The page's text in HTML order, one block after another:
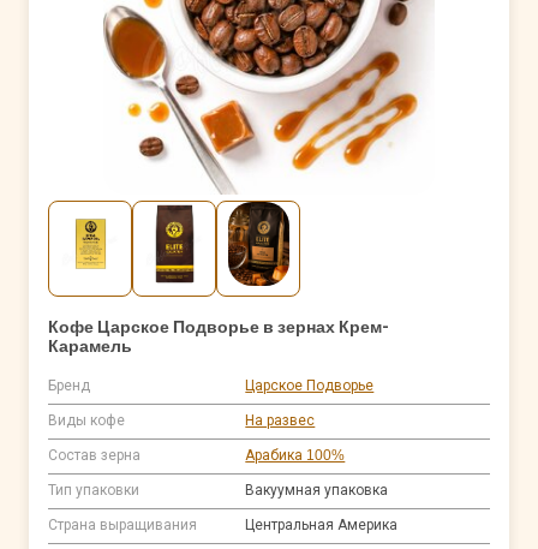
Кофе Царское Подворье в зернах Крем-
Карамель
Бренд Царское Подворье
Виды кофе На развес
Состав зерна Арабика 100%
Тип упаковки Вакуумная упаковка
Страна выращивания Центральная Америка